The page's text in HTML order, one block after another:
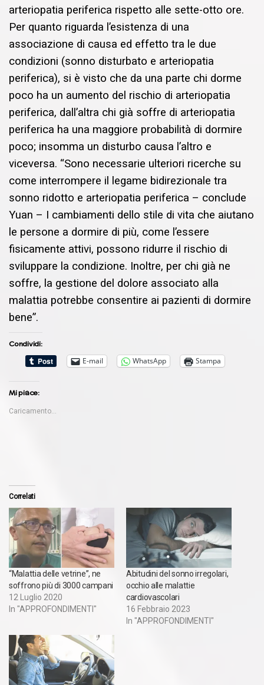
arteriopatia periferica rispetto alle sette-otto ore.
Per quanto riguarda l’esistenza di una
associazione di causa ed effetto tra le due
condizioni (sonno disturbato e arteriopatia
periferica), si è visto che da una parte chi dorme
poco ha un aumento del rischio di arteriopatia
periferica, dall’altra chi già soffre di arteriopatia
periferica ha una maggiore probabilità di dormire
poco; insomma un disturbo causa l’altro e
viceversa. “Sono necessarie ulteriori ricerche su
come interrompere il legame bidirezionale tra
sonno ridotto e arteriopatia periferica – conclude
Yuan – I cambiamenti dello stile di vita che aiutano
le persone a dormire di più, come l’essere
fisicamente attivi, possono ridurre il rischio di
sviluppare la condizione. Inoltre, per chi già ne
soffre, la gestione del dolore associato alla
malattia potrebbe consentire ai pazienti di dormire
bene”.
Condividi:
E-mail
WhatsApp Stampa
Mi piace:
Caricamento...
Correlati
“Malattia delle vetrine”, ne
soffrono più di 3000 campani
12 Luglio 2020
In "APPROFONDIMENTI"
Abitudini del sonno irregolari,
occhio alle malattie
cardiovascolari
16 Febbraio 2023
In "APPROFONDIMENTI"